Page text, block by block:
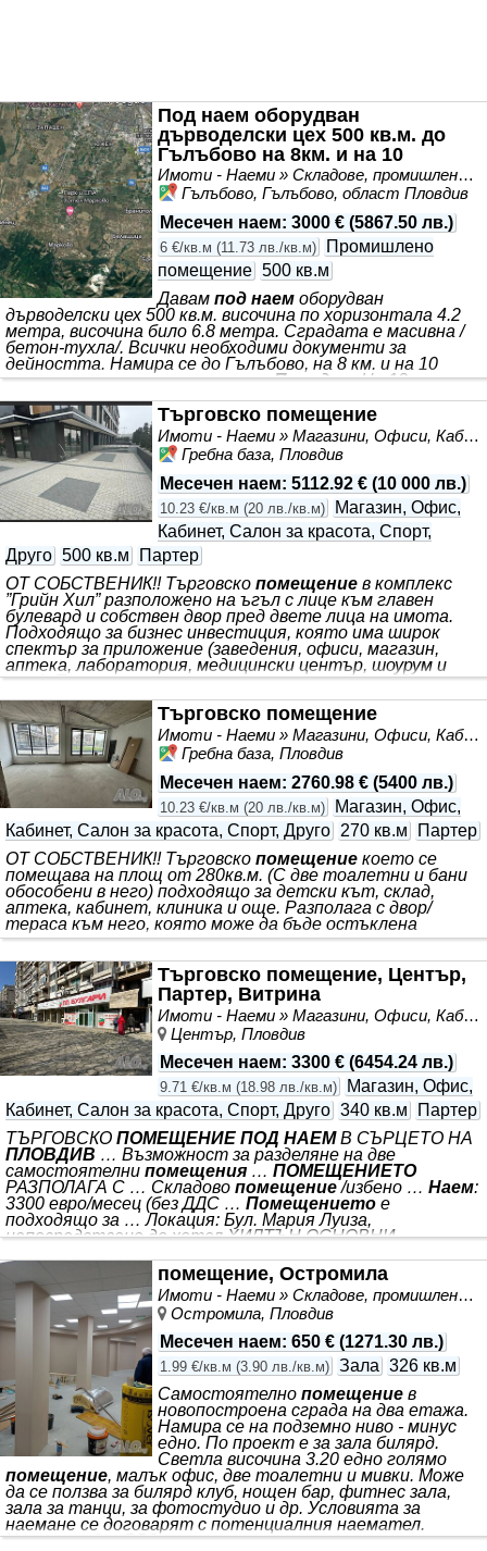
Под наем оборудван
дърводелски цех 500 кв.м. до
Гълъбово на 8км. и на 10
минути от Пловдив
Имоти - Наеми » Складове, промишлени и стопански имоти под наем
Гълъбово, Гълъбово, област Пловдив
Месечен наем: 3000 € (5867.50 лв.)
6 €/кв.м (11.73 лв./кв.м)
Промишлено
помещение 500 кв.м
Давам под наем оборудван
дърводелски цех 500 кв.м. височина по хоризонтала 4.2
метра, височина било 6.8 метра. Сградата е масивна /
бетон-тухла/. Всички необходими документи за
дейността. Намира се до Гълъбово, на 8 км. и на 10
минути от околовръстното наПловдив. На 13 км. от
центъра наПловдив. 700 метра надморска височина.
Чист въздух. В цеха има всички необходими дърводелски
машини даже и дублиращи се. Може да се използва и за
друг вид дейност / склад. Достъп от два асфалтови
пътя-през Марково и през Гълъбово. Има възможност за
наемане и на съседнопомещениеот 200 кв.м. със
същата височина
Търговско помещение
Имоти - Наеми » Магазини, Офиси, Кабинети, Салони
Гребна база, Пловдив
Месечен наем: 5112.92 € (10 000 лв.)
10.23 €/кв.м (20 лв./кв.м)
Магазин, Офис,
Кабинет, Салон за красота, Спорт,
Друго 500 кв.м
Партер
ОТ СОБСТВЕНИК!! Търговско помещение в комплекс
”Грийн Хил” разположено на ъгъл с лице към главен
булевард и собствен двор пред двете лица на имота.
Подходящо за бизнес инвестиция, която има широк
спектър за приложение (заведения, офиси, магазин,
аптека, лаборатория, медицински център, шоурум и
още).Помещениеторазполага със склад от 93кв.м. с
тоалетна към него и главнопомещениеот 200кв.м (с
обособен санитарен възел) към което има 200кв.м.
тераса (двор) подходяща за поставяне на маси и
остъкляване. Продаваме още еднопомещениедо това
помещениекоето се помещава на площ от 280кв.м. (С
две тоалетни
Търговско помещение
Имоти - Наеми » Магазини, Офиси, Кабинети, Салони
Гребна база, Пловдив
Месечен наем: 2760.98 € (5400 лв.)
10.23 €/кв.м (20 лв./кв.м)
Магазин, Офис,
Кабинет, Салон за красота, Спорт, Друго 270 кв.м
Партер
ОТ СОБСТВЕНИК!! Търговско помещение което се
помещава на площ от 280кв.м. (С две тоалетни и бани
обособени в него) подходящо за детски кът, склад,
аптека, кабинет, клиника и още. Разполага с двор/
тераса към него, която може да бъде остъклена
Търговско помещение, Център,
Партер, Витрина
Имоти - Наеми » Магазини, Офиси, Кабинети, Салони
Център, Пловдив
Месечен наем: 3300 € (6454.24 лв.)
9.71 €/кв.м (18.98 лв./кв.м)
Магазин, Офис,
Кабинет, Салон за красота, Спорт, Друго 340 кв.м
Партер
ТЪРГОВСКО ПОМЕЩЕНИЕ ПОД НАЕМВ СЪРЦЕТО НА
ПЛОВДИВ … Възможност за разделяне на две
самостоятелни помещения … ПОМЕЩЕНИЕТО
РАЗПОЛАГА С … Складово помещение/избено … Наем:
3300 евро/месец (без ДДС … Помещението е
подходящо за … Локация: Бул. Мария Луиза,
непосредствено до хотел ХИЛТЪН ОСНОВНИ
видимост с голямо лице към булеварда - *** -
Разположен на оживена пешеходна зона с интензивен
пешеходен трафик - Възможен паркинг пред /и зад/
обекта *** : - Впечатляващи витринни прозорци - 24 м. -
Окачени високи тавани - 3,5м. - Санитарен възел - 4 бр. -
помещение, Остромила
Имоти - Наеми » Складове, промишлени и стопански имоти под наем
Остромила, Пловдив
Месечен наем: 650 € (1271.30 лв.)
1.99 €/кв.м (3.90 лв./кв.м) Зала 326 кв.м
Самостоятелно помещение в
новопостроена сграда на два етажа.
Намира се на подземно ниво - минус
едно. По проект е за зала билярд.
Светла височина 3.20 едно голямо
помещение, малък офис, две тоалетни и мивки. Може
да се ползва за билярд клуб, нощен бар, фитнес зала,
зала за танци, за фотостудио и др. Условията за
наемане се договарят с потенциалния наемател.
Цената е без ДДС.